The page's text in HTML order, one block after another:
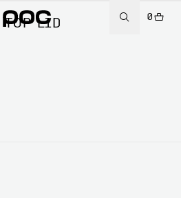
0
TOP LID